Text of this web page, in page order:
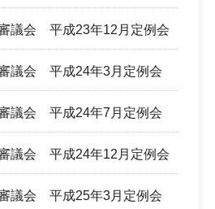
議会 平成23年12月定例会
議会 平成24年3月定例会
議会 平成24年7月定例会
議会 平成24年12月定例会
議会 平成25年3月定例会